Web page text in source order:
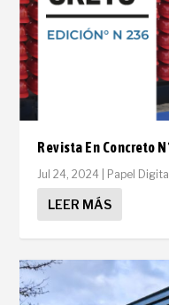
Revista En Concreto
Jul 24, 2024 Papel Digital
LEER MÁS